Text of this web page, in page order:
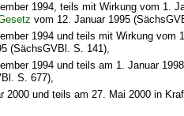
1994, teils mit Wirkung vom 1.
vom 12. Januar 1995
1994 und teils mit Wirkung vom
(SächsGVBl. S. 141),
1994 und teils am 1. Januar
S. 677),
und teils am 27. Mai 2000 in